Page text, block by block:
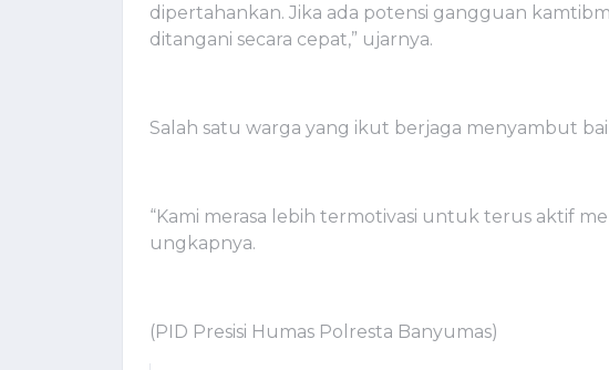
dipertahankan. Jika ada potensi gangguan
ditangani secara cepat,” ujarnya.
Salah satu warga yang ikut berjaga menyambut
“Kami merasa lebih termotivasi untuk terus aktif
ungkapnya.
(PID Presisi Humas Polresta Banyumas)